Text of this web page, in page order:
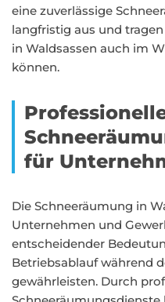
eine zuverlässige
langfristig aus und
in Waldsassen auch im
können.
für
Die Schneeräumung in
Unternehmen und
entscheidender
Betriebsablauf während
gewährleisten. Durch